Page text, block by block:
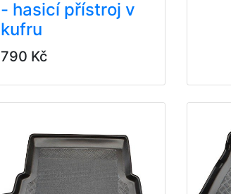
- hasicí přístroj v
kufru
790 Kč